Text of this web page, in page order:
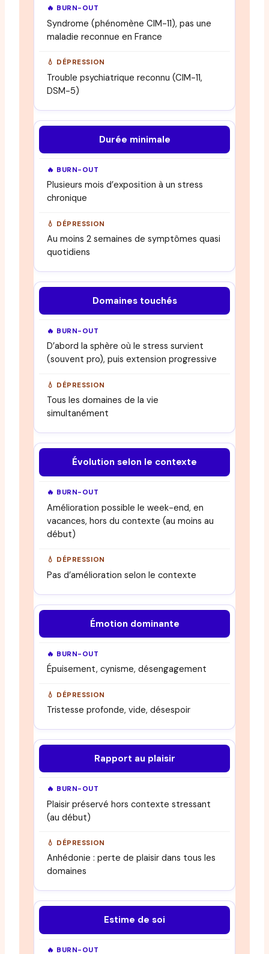
Syndrome (phénomène CIM-11), pas une
maladie reconnue en France
Trouble psychiatrique reconnu (CIM-11,
DSM-5)
Durée minimale
Plusieurs mois d’exposition à un stress
chronique
Au moins 2 semaines de symptômes quasi
quotidiens
Domaines touchés
D’abord la sphère où le stress survient
(souvent pro), puis extension progressive
Tous les domaines de la vie
simultanément
Évolution selon le contexte
Amélioration possible le week-end, en
vacances, hors du contexte (au moins au
début)
Pas d’amélioration selon le contexte
Émotion dominante
Épuisement, cynisme, désengagement
Tristesse profonde, vide, désespoir
Rapport au plaisir
Plaisir préservé hors contexte stressant
(au début)
Anhédonie : perte de plaisir dans tous les
domaines
Estime de soi